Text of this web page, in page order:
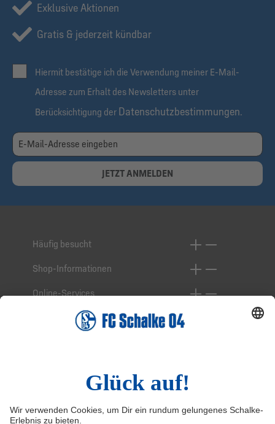
Exklusive Aktionen
Gratis & jederzeit kündbar
Hiermit bestätige ich die Verwendung meiner E-Mail-
Adresse zum Erhalt des Newsletters unter
Berücksichtigung der Datenschutzbestimmungen.
JETZT ANMELDEN
Häufig besucht
Shop-Informationen
Online-Services
Service-Hotline